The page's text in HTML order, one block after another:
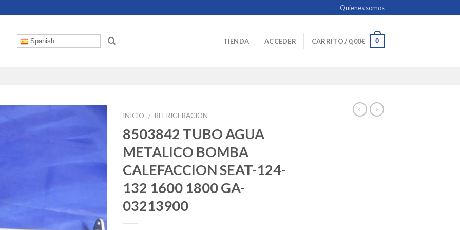
Quienes somos
Spanish TIENDA ACCEDER CARRITO / 0,00€ 0
INICIO / REFRIGERACIÓN
8503842 TUBO AGUA
METALICO BOMBA
CALEFACCION SEAT-124-
132 1600 1800 GA-
03213900